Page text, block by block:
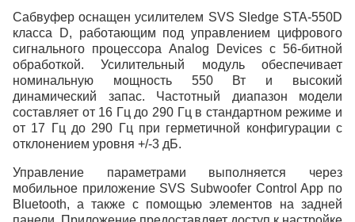
Сабвуфер оснащен усилителем SVS Sledge STA-550D
класса D, работающим под управлением цифрового
сигнального процессора Analog Devices с 56-битной
обработкой. Усилительный модуль обеспечивает
номинальную мощность 550 Вт и высокий
динамический запас. Частотный диапазон модели
составляет от 16 Гц до 290 Гц в стандартном режиме и
от 17 Гц до 290 Гц при герметичной конфигурации с
отклонением уровня +/-3 дБ.
Управление параметрами выполняется через
мобильное приложение SVS Subwoofer Control App по
Bluetooth, а также с помощью элементов на задней